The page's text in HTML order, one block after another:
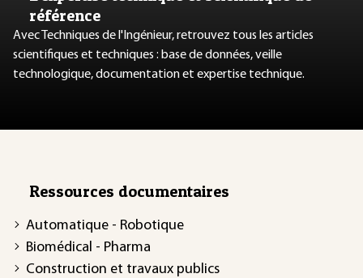
référence
Avec Techniques de l'Ingénieur, retrouvez tous les articles
scientifiques et techniques : base de données, veille
technologique, documentation et expertise technique.
Ressources documentaires
Automatique - Robotique
Biomédical - Pharma
Construction et travaux publics